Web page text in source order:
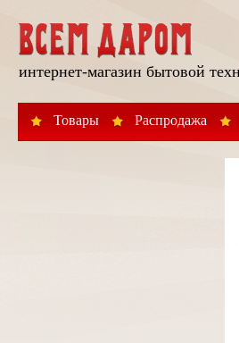
интернет-магазин бытовой
Товары Распродажа